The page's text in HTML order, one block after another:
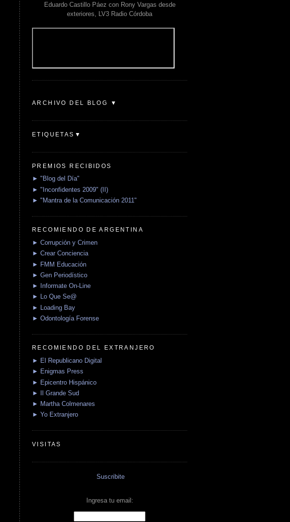
Eduardo Castillo Páez con Rony Vargas desde
exteriores, LV3 Radio Córdoba
ARCHIVO DEL BLOG ▼
ETIQUETAS▼
PREMIOS RECIBIDOS
► "Blog del Día"
► "Inconfidentes 2009" (II)
► "Mantra de la Comunicación 2011"
RECOMIENDO DE ARGENTINA
► Corrupción y Crimen
► Crear Conciencia
► FMM Educación
► Gen Periodístico
► Informate On-Line
► Lo Que Se@
► Loading Bay
► Odontología Forense
RECOMIENDO DEL EXTRANJERO
► El Republicano Digital
► Enigmas Press
► Epicentro Hispánico
► Il Grande Sud
► Martha Colmenares
► Yo Extranjero
VISITAS
Suscribite
Ingresa tu email: